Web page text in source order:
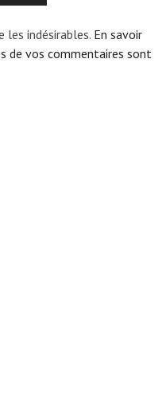
les indésirables. En savoir
de vos commentaires sont